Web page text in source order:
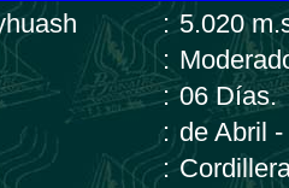
: 5.020
:
: 06 Días.
: de Abril
: